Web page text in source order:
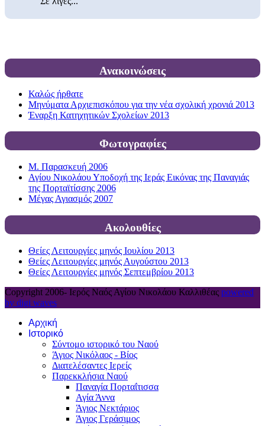
Ανακοινώσεις
Καλώς ήρθατε
Μηνύματα Αρχιεπισκόπου για την νέα σχολική χρονιά 2013
Έναρξη Κατηχητικών Σχολείων 2013
Φωτογραφίες
Μ. Παρασκευή 2006
Αγίου Νικολάου Υποδοχή της Ιεράς Εικόνας της Παναγιάς
της Πορταϊτίσσης 2006
Μέγας Αγιασμός 2007
Ακολουθίες
Θείες Λειτουργίες μηνός Ιουλίου 2013
Θείες Λειτουργίες μηνός Αυγούστου 2013
Θείες Λειτουργίες μηνός Σεπτεμβρίου 2013
Copyright 2006- Ιερός Ναός Αγίου Νικολάου Καλλιθέας powered
by digi waves
Αρχική
Ιστορικό
Σύντομο ιστορικό του Ναού
Άγιος Νικόλαος - Βίος
Διατελέσαντες Ιερείς
Παρεκκλήσια Ναού
Παναγία Πορταΐτισσα
Αγία Άννα
Άγιος Νεκτάριος
Άγιος Γεράσιμος